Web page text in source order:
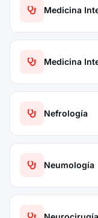
Medicina
Medicina
Nefrología
Neumología